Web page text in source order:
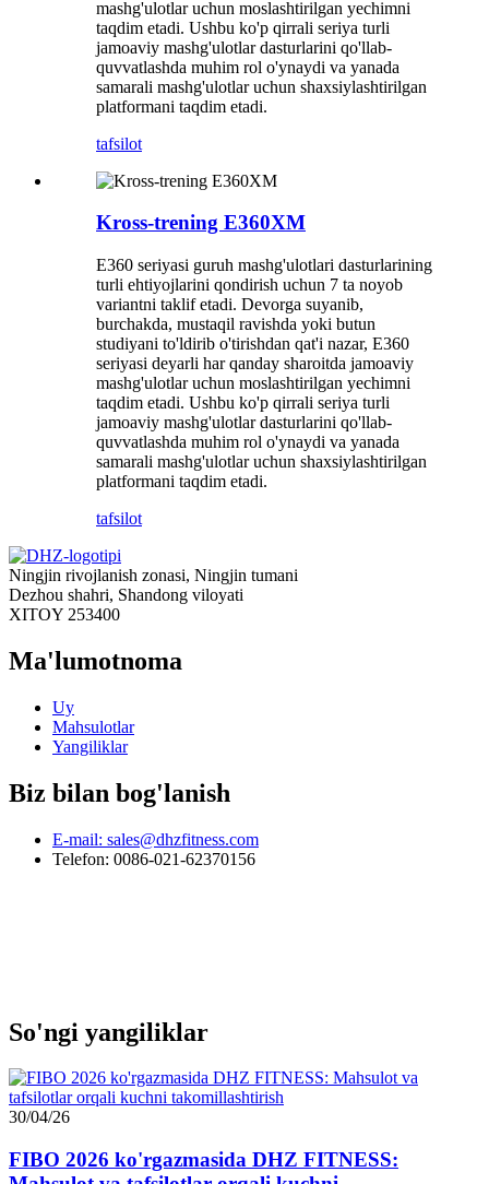
mashg'ulotlar uchun moslashtirilgan yechimni
taqdim etadi. Ushbu ko'p qirrali seriya turli
jamoaviy mashg'ulotlar dasturlarini qo'llab-
quvvatlashda muhim rol o'ynaydi va yanada
samarali mashg'ulotlar uchun shaxsiylashtirilgan
platformani taqdim etadi.
tafsilot
Kross-trening E360XM
E360 seriyasi guruh mashg'ulotlari dasturlarining
turli ehtiyojlarini qondirish uchun 7 ta noyob
variantni taklif etadi. Devorga suyanib,
burchakda, mustaqil ravishda yoki butun
studiyani to'ldirib o'tirishdan qat'i nazar, E360
seriyasi deyarli har qanday sharoitda jamoaviy
mashg'ulotlar uchun moslashtirilgan yechimni
taqdim etadi. Ushbu ko'p qirrali seriya turli
jamoaviy mashg'ulotlar dasturlarini qo'llab-
quvvatlashda muhim rol o'ynaydi va yanada
samarali mashg'ulotlar uchun shaxsiylashtirilgan
platformani taqdim etadi.
tafsilot
Ningjin rivojlanish zonasi, Ningjin tumani
Dezhou shahri, Shandong viloyati
XITOY 253400
Ma'lumotnoma
Uy
Mahsulotlar
Yangiliklar
Biz bilan bog'lanish
E-mail: sales@dhzfitness.com
Telefon: 0086-021-62370156
So'ngi yangiliklar
30/04/26
FIBO 2026 ko'rgazmasida DHZ FITNESS: